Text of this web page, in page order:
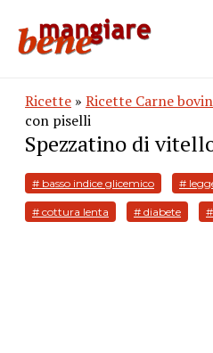
Ricette » Ricette Carne
con piselli
Spezzatino di
# basso indice glicemico #
# cottura lenta # diabete